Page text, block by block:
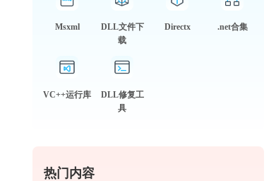
Msxml
DLL文件下
载
Directx .net合集
VC++运行库
DLL修复工
具
热门内容